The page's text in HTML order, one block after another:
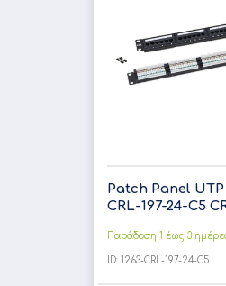
Patch Panel
CRL-197-24-C5
Παράδοση 1 έως 3
ID: 1263-CRL-197-24-C5